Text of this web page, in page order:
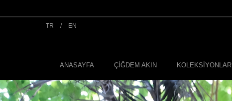
TR /
EN
ANASAYFA ÇİĞDEM AKIN KOLEKSİYONLAR